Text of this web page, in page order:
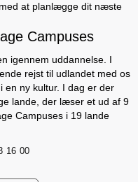
at planlægge dit næste
Campuses
igennem uddannelse. I
rejst til udlandet med os
ny kultur. I dag er der
lande, der læser et ud af 9
Campuses i 19 lande
16 00